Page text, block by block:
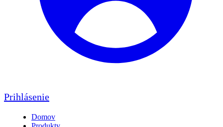
Prihlásenie
Domov